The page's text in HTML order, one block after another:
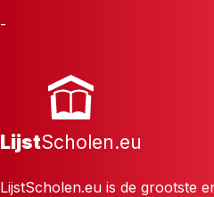
-
LijstScholen.eu
LijstScholen.eu is de grootste